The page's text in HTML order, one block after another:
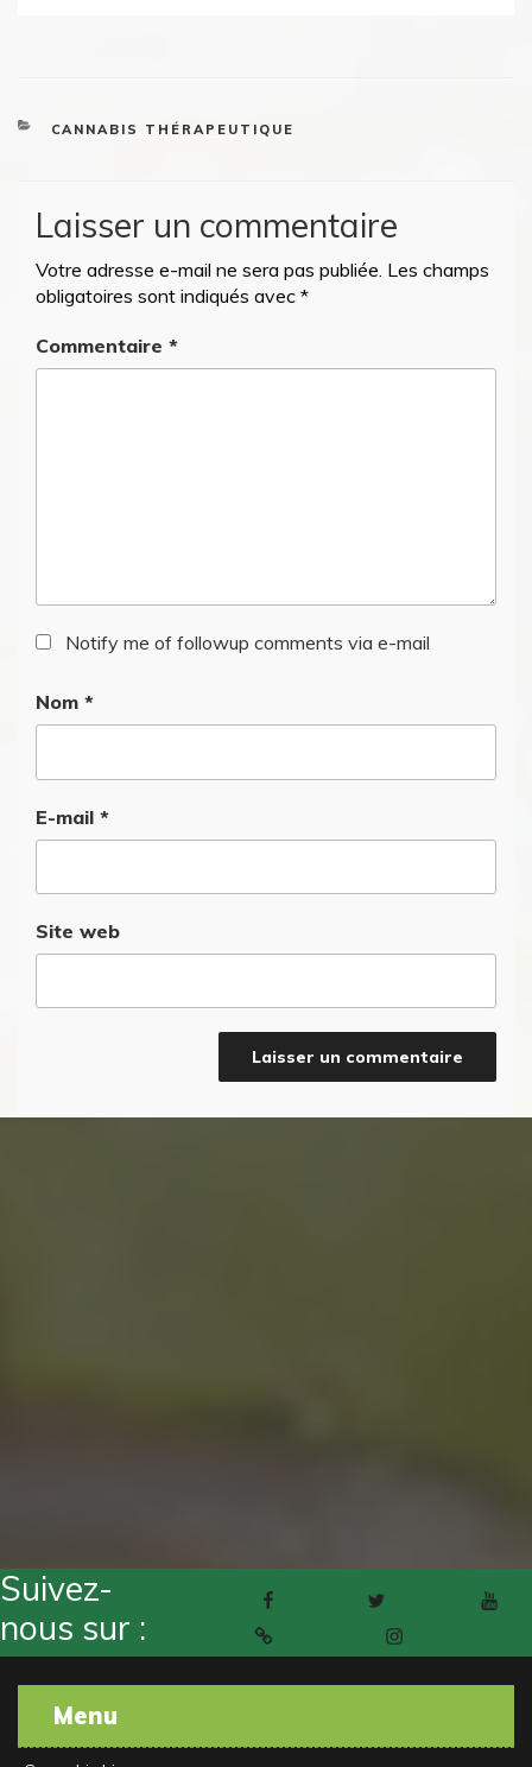
CATEGORIES
CANNABIS THÉRAPEUTIQUE
Laisser un commentaire
Votre adresse e-mail ne sera pas publiée. Les champs
obligatoires sont indiqués avec *
Commentaire *
Notify me of followup comments via e-mail
Nom *
E-mail *
Site web
Suivez-
nous sur :
Menu